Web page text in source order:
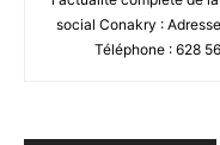
social Conakry :
Téléphone : 628